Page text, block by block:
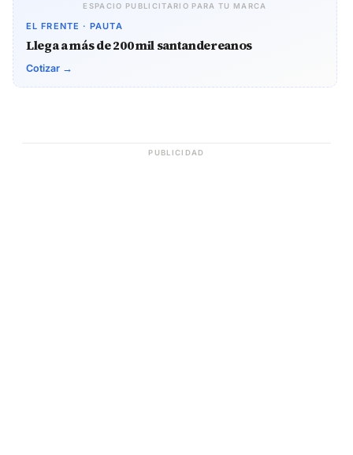
ESPACIO PUBLICITARIO PARA TU MARCA
EL FRENTE · PAUTA
Llega a más de 200 mil santandereanos
Cotizar →
PUBLICIDAD